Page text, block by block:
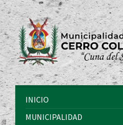
INICIO
MUNICIPALIDAD